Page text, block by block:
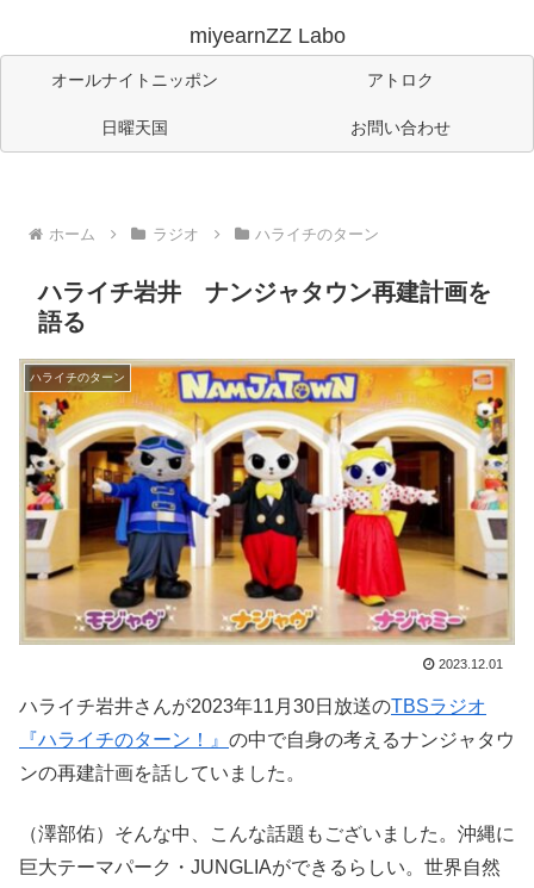
miyearnZZ Labo
オールナイトニッポン アトロク
日曜天国 お問い合わせ
ホーム ラジオ ハライチのターン
ハライチ岩井 ナンジャタウン再建計画を
語る
ハライチのターン
2023.12.01
ハライチ岩井さんが2023年11月30日放送のTBSラジオ
『ハライチのターン！』 の中で自身の考えるナンジャタウ
ンの再建計画を話していました。
（澤部佑）そんな中、こんな話題もございました。沖縄に
巨大テーマパーク・JUNGLIAができるらしい。世界自然